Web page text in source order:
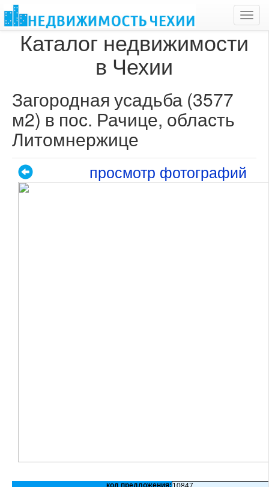
Каталог недвижимости
в Чехии
Загородная усадьба (3577
м2) в пос. Рачице, область
Литомнержице
просмотр фотографий
код предложения: